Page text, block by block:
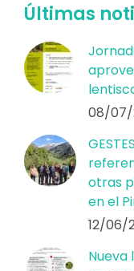
Últimas
08/07/
otras
en el
12/06/
Nueva